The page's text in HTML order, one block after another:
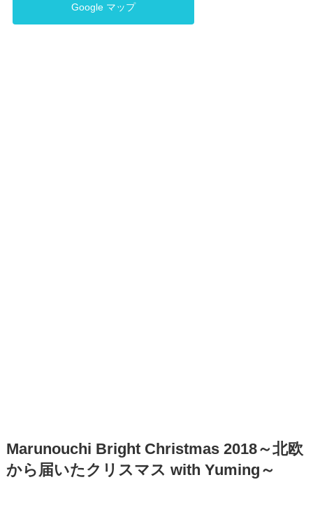
Google マップ
Marunouchi Bright Christmas 2018～北欧
から届いたクリスマス with Yuming～